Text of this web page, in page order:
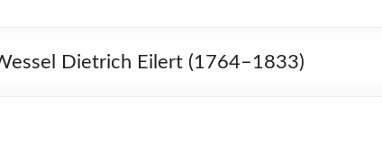
Dietrich Eilert (1764–1833)